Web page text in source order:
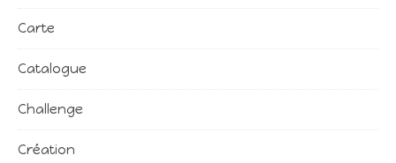
Carte
Catalogue
Challenge
Création